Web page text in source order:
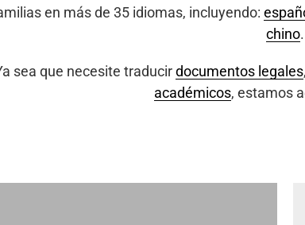
en más de 35 idiomas, incluyendo:
chino.
sea que necesite traducirdocumentos legales,
académicos, estamos